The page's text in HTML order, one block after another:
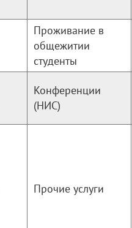
Проживание в
общежитии
студенты
Конференции
(НИС)
Прочие услуги